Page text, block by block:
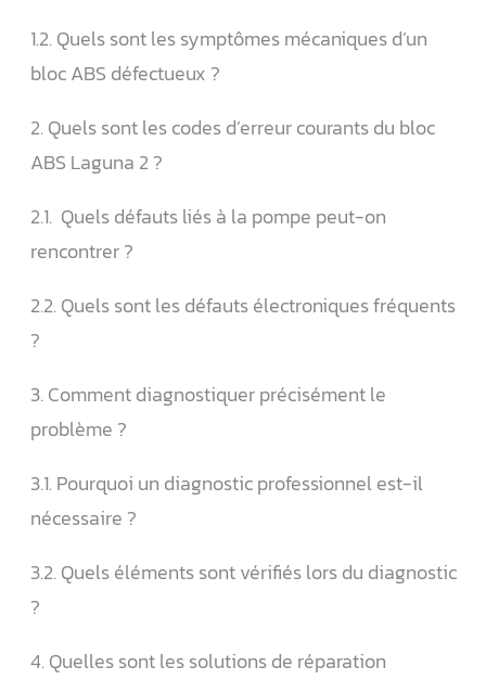
1.2. Quels sont les symptômes mécaniques d’un
bloc ABS défectueux ?
2. Quels sont les codes d’erreur courants du bloc
ABS Laguna 2 ?
2.1. ️ Quels défauts liés à la pompe peut-on
rencontrer ?
2.2. Quels sont les défauts électroniques fréquents
?
3. Comment diagnostiquer précisément le
problème ?
3.1. Pourquoi un diagnostic professionnel est-il
nécessaire ?
3.2. Quels éléments sont vérifiés lors du diagnostic
?
4. Quelles sont les solutions de réparation